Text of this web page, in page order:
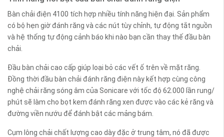
Bàn chải điện 4100 tích hợp nhiều tính năng hiện đại. Sản phẩm
có bộ hẹn giờ đánh răng và các nút tùy chỉnh, tự động tắt nguồn
và hệ thống tự động cảnh báo khi nào bạn cần thay thế đầu bàn
chải.
Đầu bàn chải cao cấp giúp loại bỏ các vết ố trên về mặt răng.
Đồng thời đầu bàn chải đánh răng điện này kết hợp cùng công
nghệ chải răng sóng âm của Sonicare với tốc độ 62.000 lần rung/
phút sẽ làm cho bọt kem đánh răng xen được vào các kẻ răng và
đường viền nướu để đánh bật các mảng bám.
Cụm lông chải chất lượng cao dày đặc ở trung tâm, nó đã được